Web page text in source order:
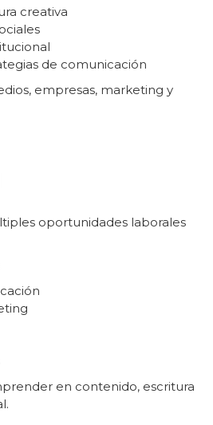
creativa
de comunicación
empresas, marketing y
oportunidades laborales
en contenido, escritura